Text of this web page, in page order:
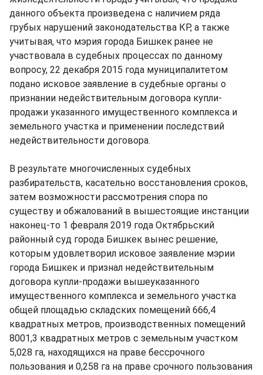
данного объекта произведена с наличием ряда
грубых нарушений законодательства КР, а также
учитывая, что мэрия города Бишкек ранее не
участвовала в судебных процессах по данному
вопросу, 22 декабря 2015 года муниципалитетом
подано исковое заявление в судебные органы о
признании недействительным договора купли-
продажи указанного имущественного комплекса и
земельного участка и применении последствий
недействительности договора.
В результате многочисленных судебных
разбирательств, касательно восстановления сроков,
затем возможности рассмотрения спора по
существу и обжалований в вышестоящие инстанции
наконец-то 1 февраля 2019 года Октябрьский
районный суд города Бишкек вынес решение,
которым удовлетворил исковое заявление мэрии
города Бишкек и признал недействительным
договора купли-продажи вышеуказанного
имущественного комплекса и земельного участка
общей площадью складских помещений 666,4
квадратных метров, производственных помещений
8001,3 квадратных метров с земельным участком
5,028 га, находящихся на праве бессрочного
пользования и 0,258 га на праве срочного пользования